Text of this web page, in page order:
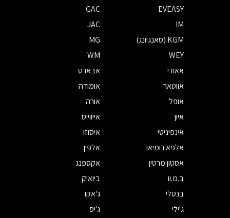
EVEASY
GAC
IM
JAC
KGM (סאנגיונג)
MG
WEY
WM
אאודי
אבארט
אווטאר
אומודה
אופל
אורה
איון
אייווייס
אינפיניטי
איסוזו
אלפא רומיאו
אלפין
אסטון מרטין
אקספנג
ב.מ.וו
ביואיק
בנטלי
ג'אקו
ג'ילי
ג'יפ